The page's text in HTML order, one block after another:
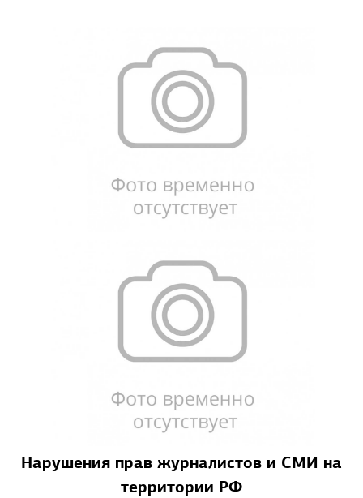
Нарушения прав журналистов и СМИ на
территории РФ